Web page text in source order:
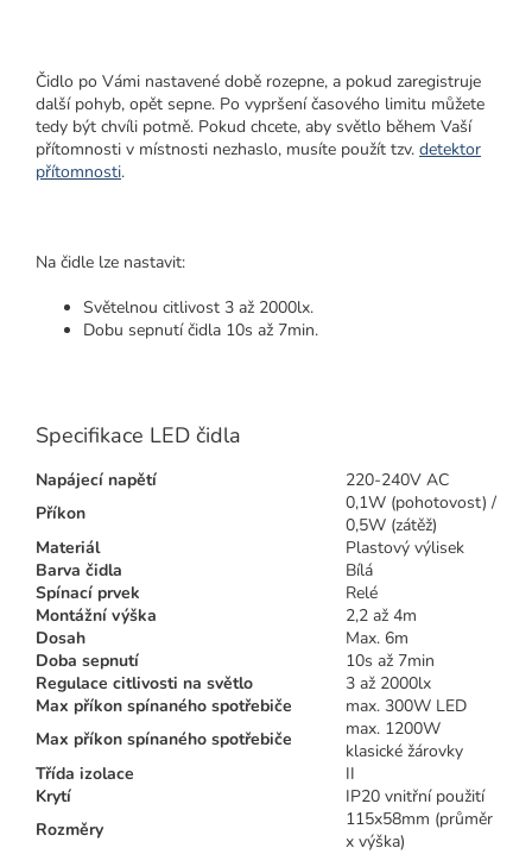
Čidlo po Vámi nastavené době rozepne, a pokud zaregistruje
další pohyb, opět sepne. Po vypršení časového limitu můžete
tedy být chvíli potmě. Pokud chcete, aby světlo během Vaší
přítomnosti v místnosti nezhaslo, musíte použít tzv. detektor
přítomnosti.
Na čidle lze nastavit:
Světelnou citlivost 3 až 2000lx.
Dobu sepnutí čidla 10s až 7min.
Specifikace LED čidla
Napájecí napětí
220-240V AC
Příkon
0,1W (pohotovost) /
0,5W (zátěž)
Materiál
Plastový výlisek
Barva čidla
Bílá
Spínací prvek
Relé
Montážní výška
2,2 až 4m
Dosah
Max. 6m
Doba sepnutí
10s až 7min
Regulace citlivosti na světlo
3 až 2000lx
Max příkon spínaného spotřebiče
max. 300W LED
Max příkon spínaného spotřebiče
max. 1200W
klasické žárovky
Třída izolace
II
Krytí
IP20 vnitřní použití
Rozměry
115x58mm (průměr
x výška)